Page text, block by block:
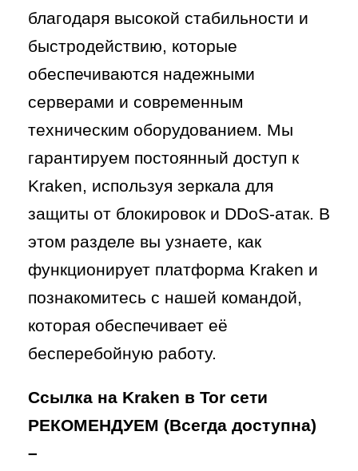
благодаря высокой стабильности и
быстродействию, которые
обеспечиваются надежными
серверами и современным
техническим оборудованием. Мы
гарантируем постоянный доступ к
Kraken, используя зеркала для
защиты от блокировок и DDoS-атак. В
этом разделе вы узнаете, как
функционирует платформа Kraken и
познакомитесь с нашей командой,
которая обеспечивает её
бесперебойную работу.
Ссылка на Kraken в Tor сети
РЕКОМЕНДУЕМ (Всегда доступна)
–